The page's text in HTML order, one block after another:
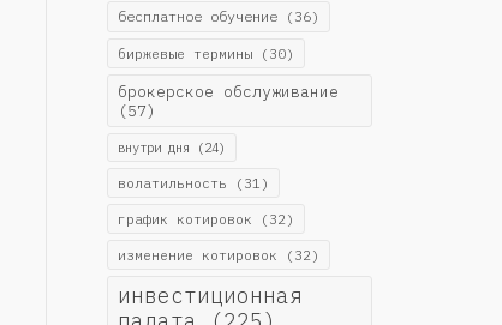
бесплатное обучение(36)
биржевые термины(30)
брокерское обслуживание
(57)
внутри дня (24)
волатильность (31)
график котировок (32)
изменение котировок (32)
инвестиционная